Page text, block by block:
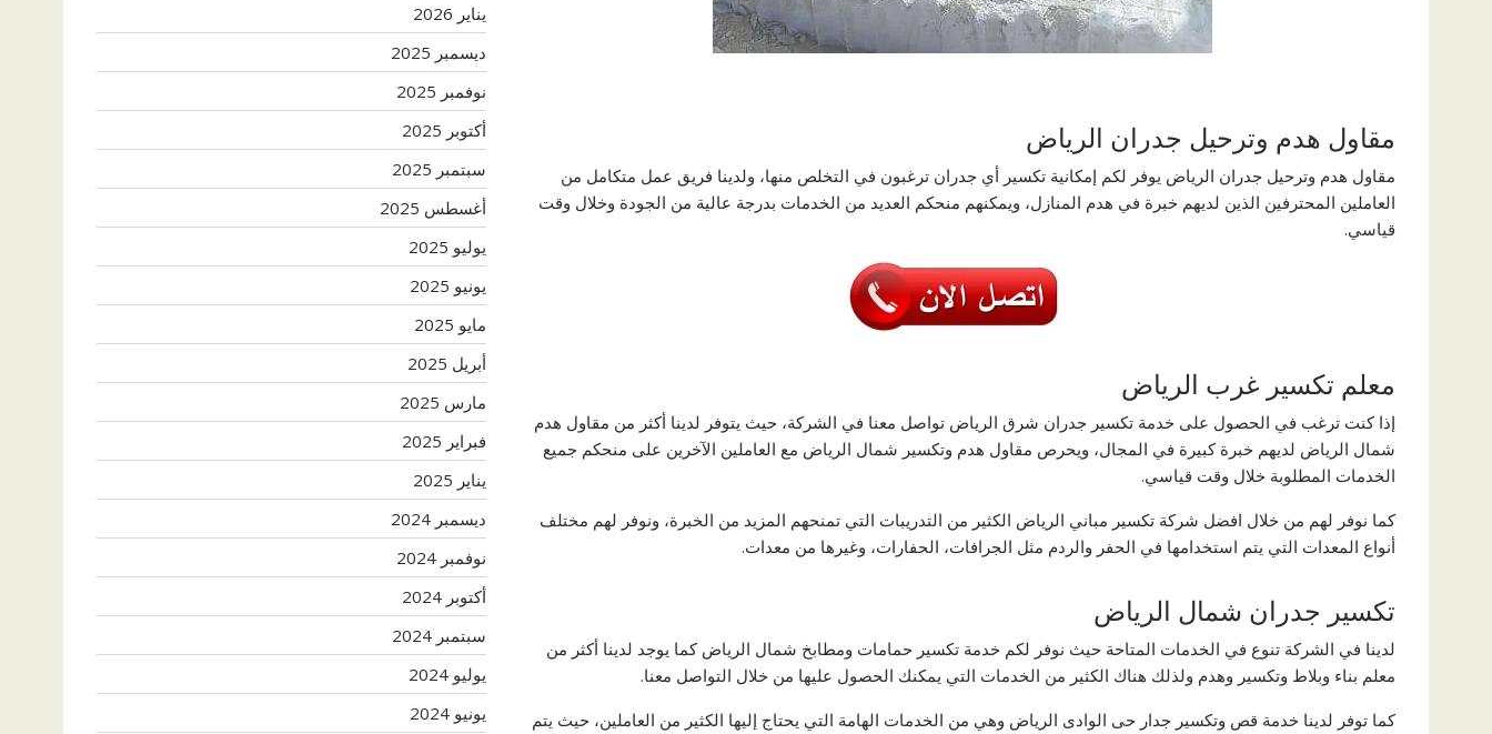
مقاول هدم وترحيل جدران الرياض
مقاول هدم وترحيل جدران الرياض يوفر لكم إمكانية تكسير أي جدران ترغبون في التخلص منها، ولدينا فريق عمل متكامل من
العاملين المحترفين الذين لديهم خبرة في هدم المنازل، ويمكنهم منحكم العديد من الخدمات بدرجة عالية من الجودة وخلال وقت
قياسي.
معلم تكسير غرب الرياض
إذا كنت ترغب في الحصول على خدمة تكسير جدران شرق الرياض تواصل معنا في الشركة، حيث يتوفر لدينا أكثر من مقاول هدم
شمال الرياض لديهم خبرة كبيرة في المجال، ويحرص مقاول هدم وتكسير شمال الرياض مع العاملين الآخرين على منحكم جميع
الخدمات المطلوبة خلال وقت قياسي.
كما نوفر لهم من خلال افضل شركة تكسير مباني الرياض الكثير من التدريبات التي تمنحهم المزيد من الخبرة، ونوفر لهم مختلف
أنواع المعدات التي يتم استخدامها في الحفر والردم مثل الجرافات، الحفارات، وغيرها من معدات.
تكسير جدران شمال الرياض
لدينا في الشركة تنوع في الخدمات المتاحة حيث نوفر لكم خدمة تكسير حمامات ومطابخ شمال الرياض كما يوجد لدينا أكثر من
معلم بناء وبلاط وتكسير وهدم ولذلك هناك الكثير من الخدمات التي يمكنك الحصول عليها من خلال التواصل معنا.
كما توفر لدينا خدمة قص وتكسير جدار حى الوادى الرياض وهي من الخدمات الهامة التي يحتاج إليها الكثير من العاملين، حيث يتم
يناير 2026
ديسمبر 2025
نوفمبر 2025
أكتوبر 2025
سبتمبر 2025
أغسطس 2025
يوليو 2025
يونيو 2025
مايو 2025
أبريل 2025
مارس 2025
فبراير 2025
يناير 2025
ديسمبر 2024
نوفمبر 2024
أكتوبر 2024
سبتمبر 2024
يوليو 2024
يونيو 2024